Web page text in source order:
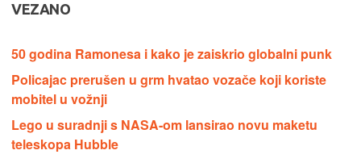
VEZANO
50 godina Ramonesa i kako je zaiskrio globalni punk
Policajac prerušen u grm hvatao vozače koji koriste
mobitel u vožnji
Lego u suradnji s NASA-om lansirao novu maketu
teleskopa Hubble